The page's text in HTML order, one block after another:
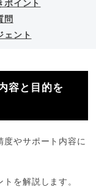
イント
問
ェント
容と目的を
やサポート内容に
を解説します。